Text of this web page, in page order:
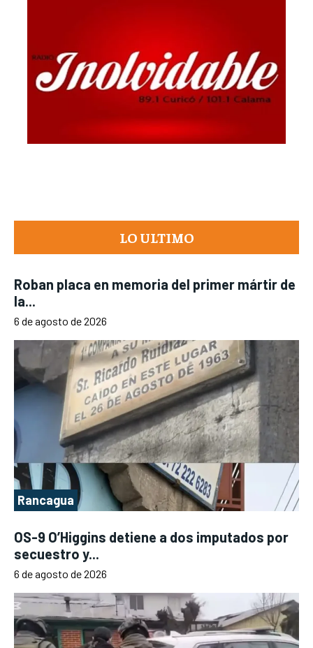
LO ULTIMO
Roban placa en memoria del primer mártir de
la...
6 de agosto de 2026
Rancagua
OS-9 O’Higgins detiene a dos imputados por
secuestro y...
6 de agosto de 2026